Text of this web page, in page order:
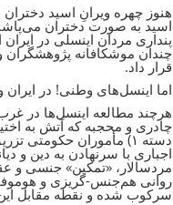
هنوز چهره ویرانِ اسید دختران
اسید به صورت دختران
پنداری مردان اینسلی در
چندان موشکافانه پژوهشگران
قرار داد.
اما اینسل‌های وطنی! در ایران
هرچند مطالعه اینسل‌ها در
چادری و محجبه که آتش به
اجباری با سرنهادن به دین و
روانی هم‌جنس-گریزی و
سرکوب شده و نقطه مقابل